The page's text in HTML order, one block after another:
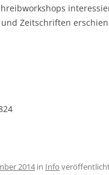
WITTECZEK
Zeitschriften
2014in Info